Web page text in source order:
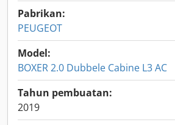
Pabrikan:
PEUGEOT
Model:
BOXER 2.0 Dubbele Cabine L3 AC
Tahun pembuatan:
2019